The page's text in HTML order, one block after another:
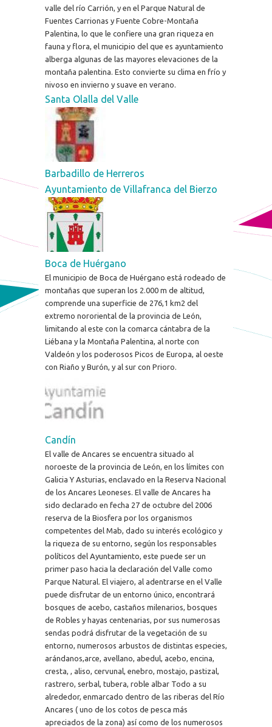
valle del río Carrión, y en el Parque Natural de
Fuentes Carrionas y Fuente Cobre-Montaña
Palentina, lo que le confiere una gran riqueza en
fauna y flora, el municipio del que es ayuntamiento
alberga algunas de las mayores elevaciones de la
montaña palentina. Esto convierte su clima en frío y
nivoso en invierno y suave en verano.
Santa Olalla del Valle
Barbadillo de Herreros
Ayuntamiento de Villafranca del Bierzo
Boca de Huérgano
El municipio de Boca de Huérgano está rodeado de
montañas que superan los 2.000 m de altitud,
comprende una superficie de 276,1 km2 del
extremo nororiental de la provincia de León,
limitando al este con la comarca cántabra de la
Liébana y la Montaña Palentina, al norte con
Valdeón y los poderosos Picos de Europa, al oeste
con Riaño y Burón, y al sur con Prioro.
Candín
El valle de Ancares se encuentra situado al
noroeste de la provincia de León, en los límites con
Galicia Y Asturias, enclavado en la Reserva Nacional
de los Ancares Leoneses. El valle de Ancares ha
sido declarado en fecha 27 de octubre del 2006
reserva de la Biosfera por los organismos
competentes del Mab, dado su interés ecológico y
la riqueza de su entorno, según los responsables
políticos del Ayuntamiento, este puede ser un
primer paso hacia la declaración del Valle como
Parque Natural. El viajero, al adentrarse en el Valle
puede disfrutar de un entorno único, encontrará
bosques de acebo, castaños milenarios, bosques
de Robles y hayas centenarias, por sus numerosas
sendas podrá disfrutar de la vegetación de su
entorno, numerosos arbustos de distintas especies,
arándanos,arce, avellano, abedul, acebo, encina,
cresta, , aliso, cervunal, enebro, mostajo, pastizal,
rastrero, serbal, tubera, roble albar Todo a su
alrededor, enmarcado dentro de las riberas del Río
Ancares ( uno de los cotos de pesca más
apreciados de la zona) así como de los numerosos